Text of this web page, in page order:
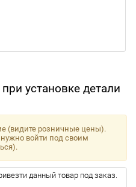
установке детали
(видите розничные цены).
войти под своим
данный товар под заказ.